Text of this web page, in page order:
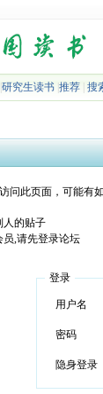
研究生读书| 推荐| 搜
问此页面，可能有
人的贴子
,请先登录论坛
登录
用户名
密码
隐身登录